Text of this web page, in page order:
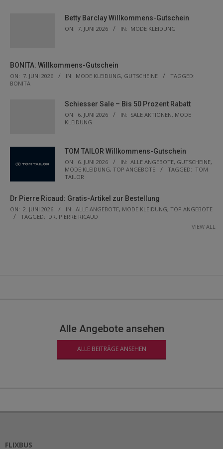
Betty Barclay Willkommens-Gutschein
ON: 7. JUNI 2026 IN: MODE KLEIDUNG
BONITA: Willkommens-Gutschein
ON: 7. JUNI 2026 IN: MODE KLEIDUNG, GUTSCHEINE
TAGGED:
BONITA
Schiesser Sale – Bis 50 Prozent Rabatt
ON: 6. JUNI 2026 IN: SALE AKTIONEN, MODE
KLEIDUNG
TOM TAILOR Willkommens-Gutschein
ON: 6. JUNI 2026 IN: ALLE ANGEBOTE, GUTSCHEINE,
MODE KLEIDUNG, TOP ANGEBOTE TAGGED: TOM
TAILOR
Dr Pierre Ricaud: Gratis-Artikel zur Bestellung
ON: 2. JUNI 2026 IN: ALLE ANGEBOTE, MODE KLEIDUNG, TOP ANGEBOTE
TAGGED: DR. PIERRE RICAUD
VIEW ALL
Alle Angebote ansehen
ALLE BEITRÄGE ANSEHEN
FLIXBUS